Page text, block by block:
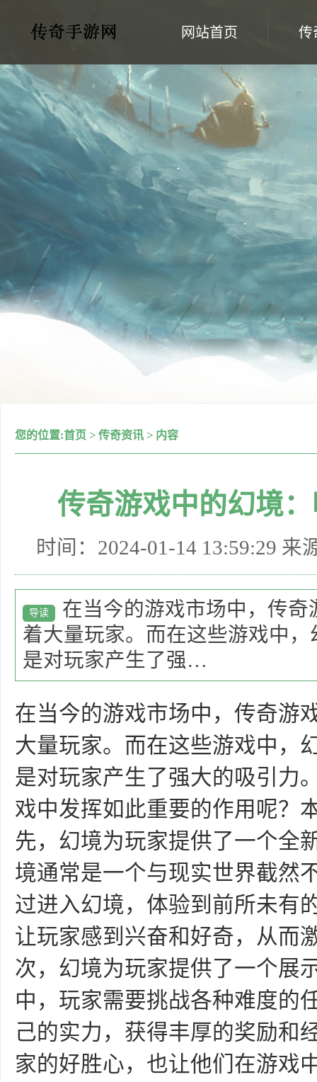
网站首页 传
您的位置:首页 > 传奇资讯 > 内容
传奇游戏中的幻境
时间：2024-01-14 13:59:29 来
导读
在当今的游戏市场中，传
着大量玩家。而在这些游戏中
是对玩家产生了强…
在当今的游戏市场中，传奇游
大量玩家。而在这些游戏中，
是对玩家产生了强大的吸引力
戏中发挥如此重要的作用呢？
先，幻境为玩家提供了一个全
境通常是一个与现实世界截然
过进入幻境，体验到前所未有
让玩家感到兴奋和好奇，从而
次，幻境为玩家提供了一个展
中，玩家需要挑战各种难度的
己的实力，获得丰厚的奖励和
家的好胜心，也让他们在游戏